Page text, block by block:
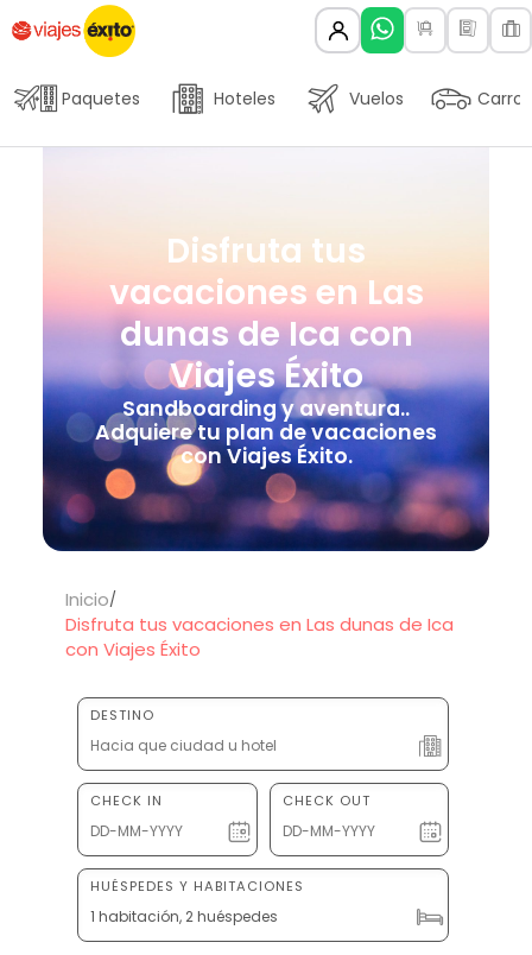
Paquetes Hoteles Vuelos Carros
Disfruta tus
vacaciones en Las
dunas de Ica con
Viajes Éxito
Sandboarding y aventura..
Adquiere tu plan de vacaciones
con Viajes Éxito.
Inicio
Disfruta tus vacaciones en Las dunas de Ica
con Viajes Éxito
DESTINO
CHECK IN CHECK OUT
HUÉSPEDES Y HABITACIONES
1 habitación, 2 huéspedes